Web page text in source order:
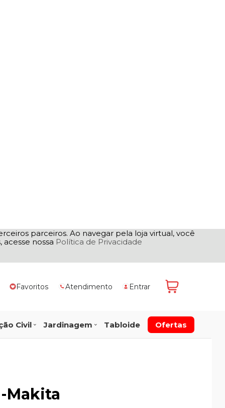
parceiros. Ao navegar pela loja virtual, você
nossa Política de Privacidade
Favoritos Atendimento Entrar
Civil Jardinagem Tabloide Ofertas
Makita